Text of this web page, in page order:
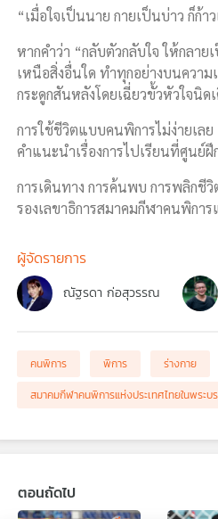
“เมื่อใจเป็นนาย กายเป็นบ่าว ก็ก้า
หากคำว่า “กลับตัวกลับใจ ให้กลา
เหนือสิ่งอื่นใด ทำทุกอย่างบนควา
กระดูกสันหลังโดยเฉี่ยวขั้วหัวใจนิ
การใช้ชีวิตแบบคนพิการไม่ง่ายเล
คำแนะนำเรื่องการไปเรียนที่ศูนย์
การเดินทาง การค้นพบ การพลิกชี
รองเลขาธิการสมาคมกีฬาคนพิกา
ผู้จัดรายการ
ณัฐรดา ก่อสุวรรณ
คนพิการ พิการ ร่างกาย
สมาคมกีฬาคนพิการแห่งประเทศไทยในพระบ
ตอนถัดไป